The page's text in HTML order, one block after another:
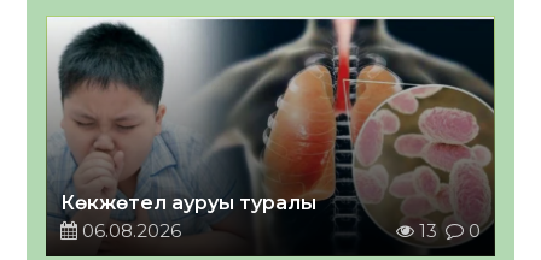
Көкжөтел ауруы туралы
06.08.2026
13 0